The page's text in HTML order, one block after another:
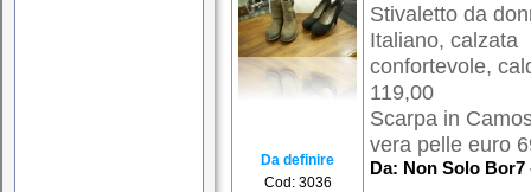
Da definire
Cod: 3036
Stivaletto da
Italiano, calzata
confortevole,
119,00
Scarpa in
vera pelle euro
Da: Non Solo